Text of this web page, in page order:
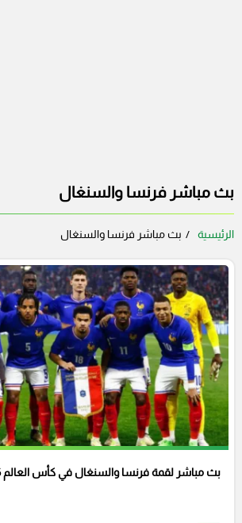
بث مباشر فرنسا والسنغال
الرئيسية بث مباشر فرنسا والسنغال
بث مباشر لقمة فرنسا والسنغال في كأس العالم 2026